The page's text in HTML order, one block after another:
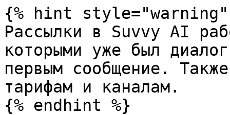
{% hint style="warning"
Рассылки в Suvvy AI
которыми уже был
первым сообщение.
тарифам и каналам.
{% endhint %}